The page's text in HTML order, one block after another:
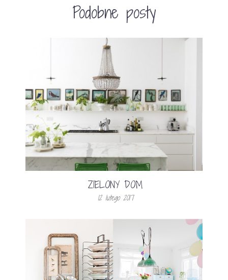
Podobne posty
ZIELONY DOM
12 lutego 2017